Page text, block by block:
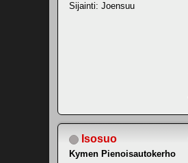
Sijainti: Joensuu
Isosuo
Kymen Pienoisautokerho